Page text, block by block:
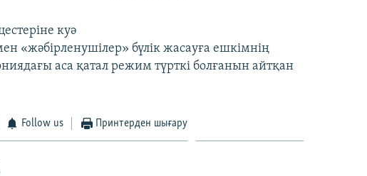
куә
«жәбірленушілер» бүлік жасауға ешкімнің
аса қатал режим түрткі болғанын айтқан
Follow us Принтерден шығару